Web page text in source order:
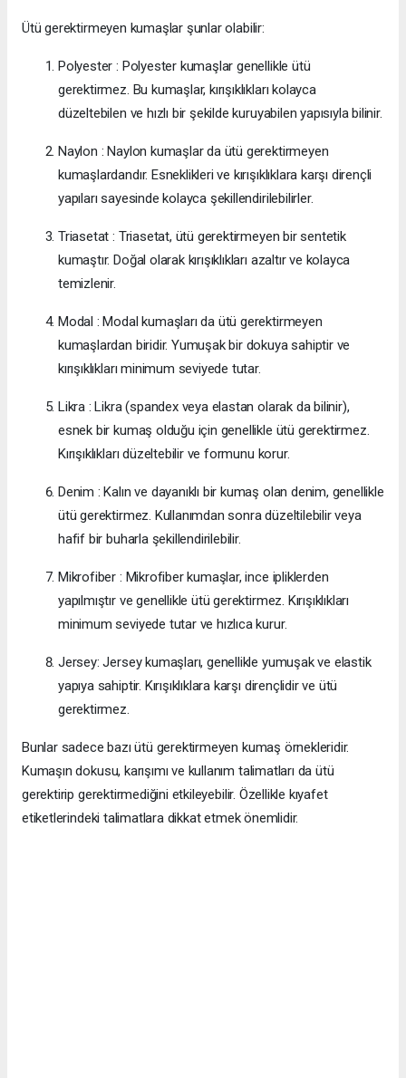
Ütü gerektirmeyen kumaşlar şunlar olabilir:
Polyester : Polyester kumaşlar genellikle ütü
gerektirmez. Bu kumaşlar, kırışıklıkları kolayca
düzeltebilen ve hızlı bir şekilde kuruyabilen yapısıyla bilinir.
Naylon : Naylon kumaşlar da ütü gerektirmeyen
kumaşlardandır. Esneklikleri ve kırışıklıklara karşı dirençli
yapıları sayesinde kolayca şekillendirilebilirler.
Triasetat : Triasetat, ütü gerektirmeyen bir sentetik
kumaştır. Doğal olarak kırışıklıkları azaltır ve kolayca
temizlenir.
Modal : Modal kumaşları da ütü gerektirmeyen
kumaşlardan biridir. Yumuşak bir dokuya sahiptir ve
kırışıklıkları minimum seviyede tutar.
Likra : Likra (spandex veya elastan olarak da bilinir),
esnek bir kumaş olduğu için genellikle ütü gerektirmez.
Kırışıklıkları düzeltebilir ve formunu korur.
Denim : Kalın ve dayanıklı bir kumaş olan denim, genellikle
ütü gerektirmez. Kullanımdan sonra düzeltilebilir veya
hafif bir buharla şekillendirilebilir.
Mikrofiber : Mikrofiber kumaşlar, ince ipliklerden
yapılmıştır ve genellikle ütü gerektirmez. Kırışıklıkları
minimum seviyede tutar ve hızlıca kurur.
Jersey: Jersey kumaşları, genellikle yumuşak ve elastik
yapıya sahiptir. Kırışıklıklara karşı dirençlidir ve ütü
gerektirmez.
Bunlar sadece bazı ütü gerektirmeyen kumaş örnekleridir.
Kumaşın dokusu, karışımı ve kullanım talimatları da ütü
gerektirip gerektirmediğini etkileyebilir. Özellikle kıyafet
etiketlerindeki talimatlara dikkat etmek önemlidir.